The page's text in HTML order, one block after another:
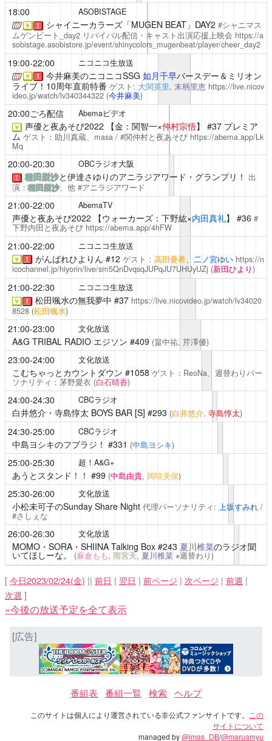
18:00 ASOBISTAGE
￥ ！ シャイニーカラーズ「MUGEN BEAT」DAY2 #シャニマス
ムゲンビート_day2 リバイバル配信・キャスト出演応援上映会 https://a
sobistage.asobistore.jp/event/shinycolors_mugenbeat/player/cheer_day2
19:00-22:00 ニコニコ生放送
￥ ！ 今井麻美のニコニコSSG 如月千早バースデー＆ミリオン
ライブ！10周年直前特番 ゲスト: 大関英里, 末柄里恵 https://live.nicov
ideo.jp/watch/lv340344322 (今井麻美)
20:00ごろ配信 Abemaビデオ
￥ 声優と夜あそび2022【金：関智一×仲村宗悟】 #37 プレミア
ム ゲスト：助川真蔵、masa / #関仲村と夜あそび https://abema.app/Lk
Mq
20:00-20:30 OBCラジオ大阪
！ 種田梨沙と伊達さゆりのアニラジアワード・グランプリ！
出
演：種田梨沙、他 #アニラジアワード
21:00-22:00 AbemaTV
声優と夜あそび2022【ウォーカーズ：下野紘×内田真礼】 #36 #
下野内田と夜あそび https://abema.app/4hFW
21:00-22:00 ニコニコ生放送
￥ ！ がんばれひよりん #12 ゲスト： 高田憂希、 二ノ宮ゆい https://n
icochannel.jp/hiyorin/live/sm5QnDvqsqJUPqJU7UHUyUZj (新田ひより)
21:00-22:30 ニコニコ生放送
￥ ！ 松田颯水の無我夢中 #37 https://live.nicovideo.jp/watch/lv34020
8528 (松田颯水)
21:00-23:00 文化放送
A&G TRIBAL RADIO エジソン #409 (畠中祐, 芹澤優)
23:00-24:00 文化放送
こむちゃっとカウントダウン #1058 ゲスト：ReoNa、週替わりパー
ソナリティ：茅野愛衣 (白石晴香)
24:00-24:30 CBCラジオ
白井悠介・寺島惇太 BOYS BAR [S] #293 (白井悠介, 寺島惇太)
24:30-25:00 CBCラジオ
中島ヨシキのフブラジ！ #331 (中島ヨシキ)
25:00-25:30 超！A&G+
あうとスタンド！！ #99 (中島由貴, 岡咲美保)
25:30-26:00 文化放送
小松未可子のSunday Share Night 代理パーソナリティ: 上坂すみれ/
#さしぇな
26:00-26:30 文化放送
MOMO・SORA・SHIINA Talking Box#243 夏川椎菜のラジオ聞
いてほしーな。 (麻倉もも, 雨宮天, 夏川椎菜※週替わり)
[ 今日2023/02/24(金) || 前日 | 翌日 | 前ページ | 次ページ | 前週 |
次週 ]
»今後の放送予定を全て表示
[広告]
番組表 番組一覧 検索 ヘルプ
このサイトは個人により運営されている非公式ファンサイトです。
この
サイトについて
managed by@imas_DB/@maruamyu